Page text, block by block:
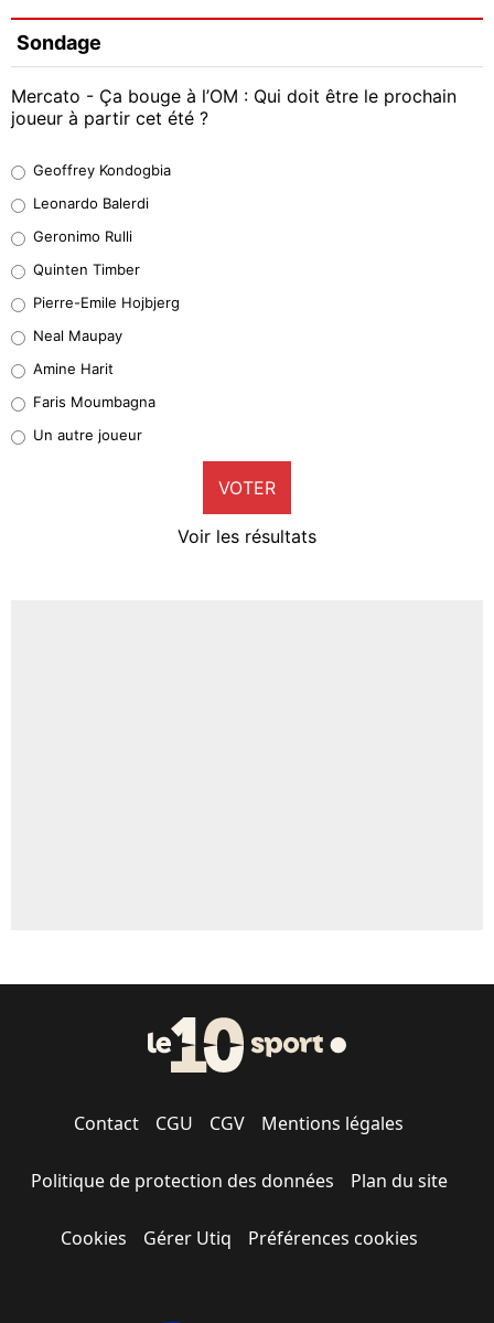
Sondage
Mercato - Ça bouge à l’OM : Qui doit être le prochain
joueur à partir cet été ?
38%
32%
5%
1%
9%
Geoffrey Kondogbia
Leonardo Balerdi
Geronimo Rulli
Quinten Timber
Pierre-Emile Hojbjerg
Neal Maupay
Amine Harit
Faris Moumbagna
Un autre joueur
VOTER
Voir les résultats
Contact CGU CGV Mentions légales
Politique de protection des données Plan du site
Cookies Gérer Utiq Préférences cookies